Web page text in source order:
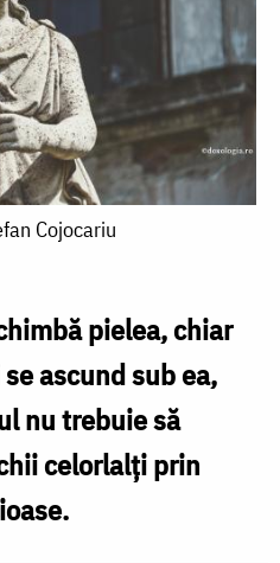
Cojocariu
pielea, chiar
ascund sub ea,
nu trebuie să
celorlalți prin